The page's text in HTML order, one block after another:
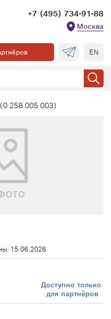
+7 (495) 734-91-88
Москва
EN
258 005 003)
15.06.2026
Доступно только
для партнёров